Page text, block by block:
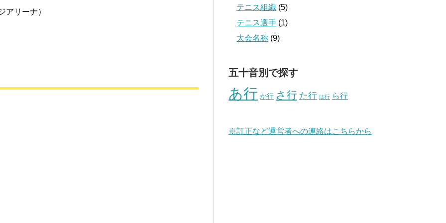
アリーナ）
テニス組織 (5)
テニス選手 (1)
大会名称 (9)
五十音別で探す
あ行 か行 さ行 た行 は行 ら行
※訂正など運営者への連絡はこちらから